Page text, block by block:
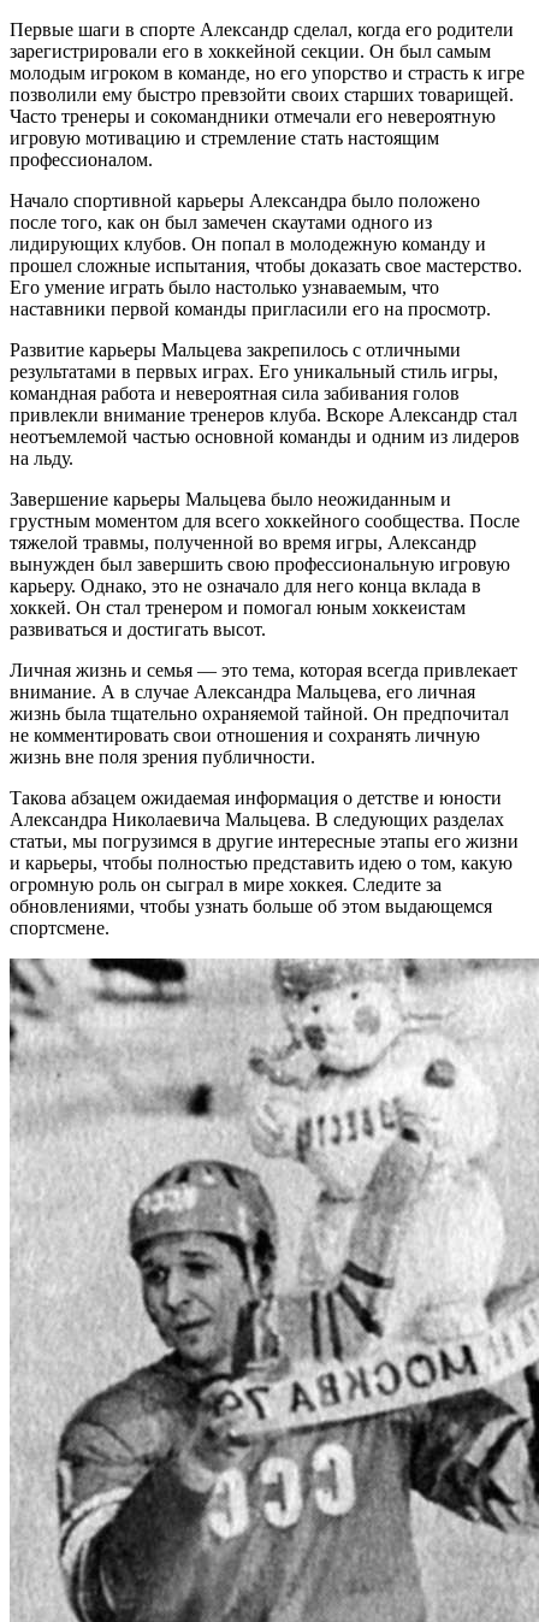
Первые шаги в спорте Александр сделал, когда его родители
зарегистрировали его в хоккейной секции. Он был самым
молодым игроком в команде, но его упорство и страсть к игре
позволили ему быстро превзойти своих старших товарищей.
Часто тренеры и сокомандники отмечали его невероятную
игровую мотивацию и стремление стать настоящим
профессионалом.
Начало спортивной карьеры Александра было положено
после того, как он был замечен скаутами одного из
лидирующих клубов. Он попал в молодежную команду и
прошел сложные испытания, чтобы доказать свое мастерство.
Его умение играть было настолько узнаваемым, что
наставники первой команды пригласили его на просмотр.
Развитие карьеры Мальцева закрепилось с отличными
результатами в первых играх. Его уникальный стиль игры,
командная работа и невероятная сила забивания голов
привлекли внимание тренеров клуба. Вскоре Александр стал
неотъемлемой частью основной команды и одним из лидеров
на льду.
Завершение карьеры Мальцева было неожиданным и
грустным моментом для всего хоккейного сообщества. После
тяжелой травмы, полученной во время игры, Александр
вынужден был завершить свою профессиональную игровую
карьеру. Однако, это не означало для него конца вклада в
хоккей. Он стал тренером и помогал юным хоккеистам
развиваться и достигать высот.
Личная жизнь и семья — это тема, которая всегда привлекает
внимание. А в случае Александра Мальцева, его личная
жизнь была тщательно охраняемой тайной. Он предпочитал
не комментировать свои отношения и сохранять личную
жизнь вне поля зрения публичности.
Такова абзацем ожидаемая информация о детстве и юности
Александра Николаевича Мальцева. В следующих разделах
статьи, мы погрузимся в другие интересные этапы его жизни
и карьеры, чтобы полностью представить идею о том, какую
огромную роль он сыграл в мире хоккея. Следите за
обновлениями, чтобы узнать больше об этом выдающемся
спортсмене.